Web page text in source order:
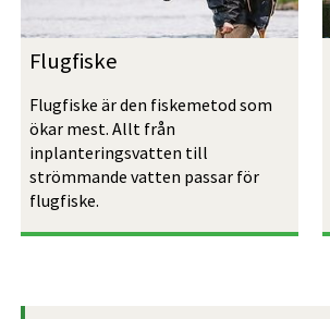
Flugfiske
Flugfiske är den fiskemetod som
ökar mest. Allt från
inplanteringsvatten till
strömmande vatten passar för
flugfiske.